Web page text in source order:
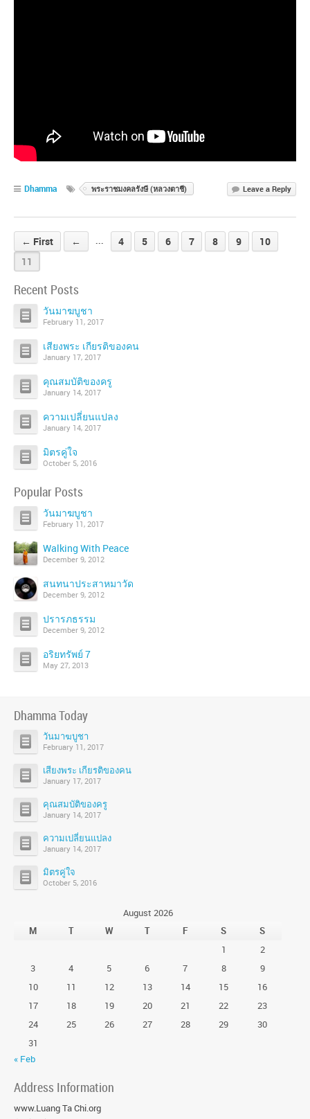
Dhamma พระราชมงคลรังษี (หลวงตาชี) Leave a Reply
← First ← ... 4 5 6 7 8 9
10
11
Recent Posts
วันมาฆบูชา
February 11, 2017
เสียงพระ เกียรติของคน
January 17, 2017
คุณสมบัติของครู
January 14, 2017
ความเปลี่ยนแปลง
January 14, 2017
มิตรคู่ใจ
October 5, 2016
Popular Posts
วันมาฆบูชา
February 11, 2017
Walking With Peace
December 9, 2012
สนทนาประสาหมาวัด
December 9, 2012
ปรารภธรรม
December 9, 2012
อริยทรัพย์ 7
May 27, 2013
Dhamma Today
วันมาฆบูชา
February 11, 2017
เสียงพระ เกียรติของคน
January 17, 2017
คุณสมบัติของครู
January 14, 2017
ความเปลี่ยนแปลง
January 14, 2017
มิตรคู่ใจ
October 5, 2016
August 2026
M
T W T F S
S
1
2
3
4 5 6 7 8
9
10
11 12 13 14 15
16
17
18 19 20 21 22
23
24
25 26 27 28 29
30
31
« Feb
Address Information
www.Luang Ta Chi.org